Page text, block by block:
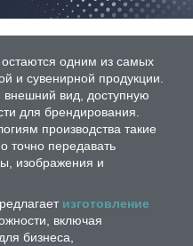
одним из самых
и сувенирной продукции.
вид, доступную
для брендирования.
производства такие
точно передавать
изображения и
изготовление
включая
бизнеса,